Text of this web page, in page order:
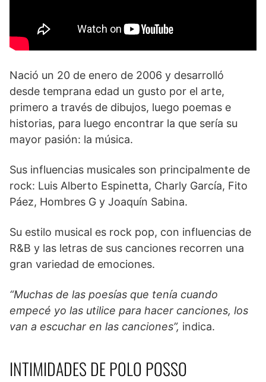
Nació un 20 de enero de 2006 y desarrolló
desde temprana edad un gusto por el arte,
primero a través de dibujos, luego poemas e
historias, para luego encontrar la que sería su
mayor pasión: la música.
Sus influencias musicales son principalmente de
rock: Luis Alberto Espinetta, Charly García, Fito
Páez, Hombres G y Joaquín Sabina.
Su estilo musical es rock pop, con influencias de
R&B y las letras de sus canciones recorren una
gran variedad de emociones.
“Muchas de las poesías que tenía cuando
empecé yo las utilice para hacer canciones, los
van a escuchar en las canciones”, indica.
INTIMIDADES DE POLO POSSO